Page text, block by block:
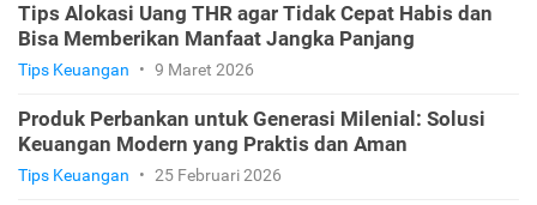
Tips Alokasi Uang THR agar Tidak Cepat Habis dan
Bisa Memberikan Manfaat Jangka Panjang
Tips Keuangan • 9 Maret 2026
Produk Perbankan untuk Generasi Milenial: Solusi
Keuangan Modern yang Praktis dan Aman
Tips Keuangan • 25 Februari 2026